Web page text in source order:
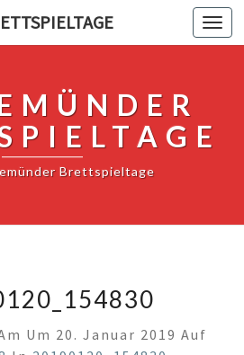
Brettspieltage
Um 20. Januar 2019 Auf